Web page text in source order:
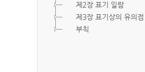
제2장 표기 일람
제3장 표기상의 유의점
부칙